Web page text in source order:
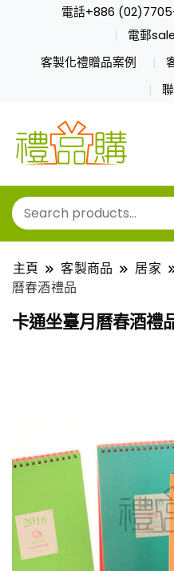
電話+886
電郵
客製化禮贈品案例
主頁 客製商品 居家
曆春酒禮品
卡通坐臺月曆春酒禮